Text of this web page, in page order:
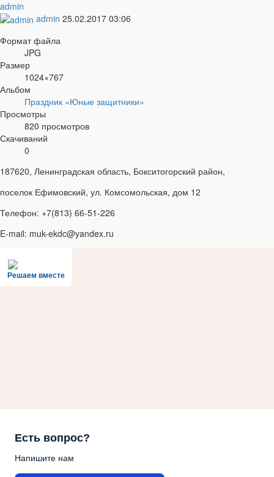
admin
admin 25.02.2017 03:06
Формат файла
JPG
Размер
1024×767
Альбом
Праздник «Юные защитники»
Просмотры
820 просмотров
Скачиваний
0
187620, Ленинградская область, Бокситогорский район,
поселок Ефимовский, ул. Комсомольская, дом 12
Телефон: +7(813) 66-51-226
E-mail: muk-ekdc@yandex.ru
Решаем вместе
Есть вопрос?
Напишите нам